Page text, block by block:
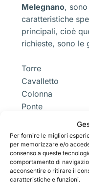
Per fornire le migliori
per memorizzare e/o
consenso a queste
comportamento di
acconsentire o ritirare il
caratteristiche e funzioni.
Melegnano,
caratteristiche
principali, cioè
richieste, sono le
Torre
Cavalletto
Colonna
Ponte
Ragno
Falcone
Fune o a cavo
Molti non le